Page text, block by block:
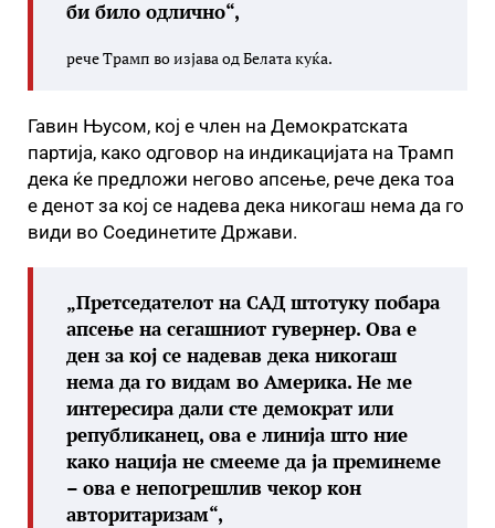
би било одлично“,
рече Трамп во изјава од Белата куќа.
Гавин Њусом, кој е член на Демократската
партија, како одговор на индикацијата на Трамп
дека ќе предложи негово апсење, рече дека тоа
е денот за кој се надева дека никогаш нема да го
види во Соединетите Држави.
„Претседателот на САД штотуку побара
апсење на сегашниот гувернер. Ова е
ден за кој се надевав дека никогаш
нема да го видам во Америка. Не ме
интересира дали сте демократ или
републиканец, ова е линија што ние
како нација не смееме да ја преминеме
– ова е непогрешлив чекор кон
авторитаризам“,